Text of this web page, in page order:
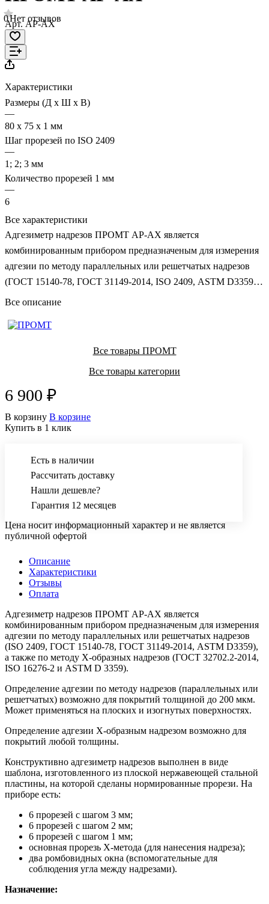
0Нет отзывов
Арт.АР-АХ
Характеристики
Размеры (Д х Ш х В)
—
80 х 75 х 1 мм
Шаг прорезей по ISO 2409
—
1; 2; 3 мм
Количество прорезей 1 мм
—
6
Все характеристики
Адгезиметр надрезов ПРОМТ АР-АХ является
комбинированным прибором предназначеным для измерения
адгезии по методу параллельных или решетчатых надрезов
(ГОСТ 15140-78, ГОСТ 31149-2014, ISO 2409, ASTM D3359),
а также по методу Х-образных надрезов (ГОСТ 32702.2-2014,
модифицированную версию NOVOTEST АР-АХ.
Все описание
Все товары ПРОМТ
Все товары категории
6 900 ₽
В корзину В корзине
Купить в 1 клик
Есть в наличии
Рассчитать доставку
Нашли дешевле?
Гарантия 12 месяцев
Цена носит информационный характер и не является
публичной офертой
Описание
Характеристики
Отзывы
Оплата
Адгезиметр надрезов ПРОМТ АР-АХ является
комбинированным прибором предназначеным для измерения
адгезии по методу параллельных или решетчатых надрезов
(ISO 2409, ГОСТ 15140-78, ГОСТ 31149-2014, ASTM D3359),
а также по методу Х-образных надрезов (ГОСТ 32702.2-2014,
ISO 16276-2 и ASTM D 3359).
Определение адгезии по методу надрезов (параллельных или
решетчатых) возможно для покрытий толщиной до 200 мкм.
Может применяться на плоских и изогнутых поверхностях.
Определение адгезии Х-образным надрезом возможно для
покрытий любой толщины.
Конструктивно адгезиметр надрезов выполнен в виде
шаблона, изготовленного из плоской нержавеющей стальной
пластины, на которой сделаны нормированные прорези. На
приборе есть:
6 прорезей с шагом 3 мм;
6 прорезей с шагом 2 мм;
6 прорезей с шагом 1 мм;
основная прорезь Х-метода (для нанесения надреза);
два ромбовидных окна (вспомогательные для
соблюдения угла между надрезами).
Назначение: